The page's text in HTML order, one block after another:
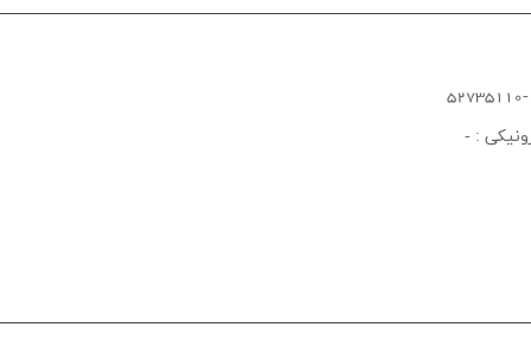
:
-